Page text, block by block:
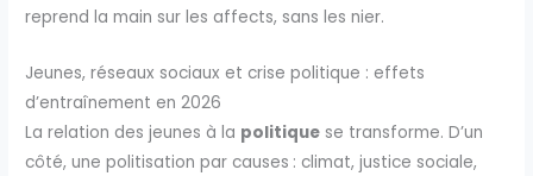
reprend la main sur les affects, sans les nier.
Jeunes, réseaux sociaux et crise politique : effets
d’entraînement en 2026
La relation des jeunes à la politique se transforme. D’un
côté, une politisation par causes : climat, justice sociale,